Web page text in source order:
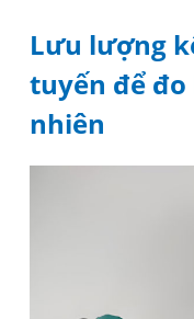
Lưu lượng
tuyến để
nhiên